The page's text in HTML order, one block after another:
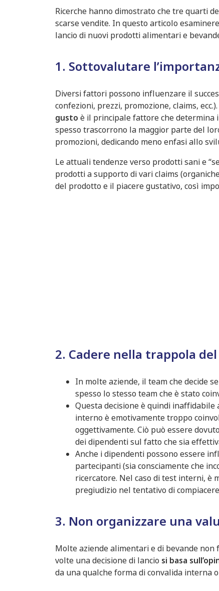
Ricerche hanno dimostrato che tre quarti
scarse vendite. In questo articolo
lancio di nuovi prodotti alimentari e
1. Sottovalutare
Diversi fattori possono influenzare il
confezioni, prezzi, promozione, claims,
gusto è il principale fattore che determina
spesso trascorrono la maggior parte del
promozioni, dedicando meno enfasi allo
Le attuali tendenze verso prodotti sani e
prodotti a supporto di vari claims
del prodotto e il piacere gustativo, così
2. Cadere nella trappola
In molte aziende, il team che decide
spesso lo stesso team che è stato
Questa decisione è quindi inaffidabile
interno è emotivamente troppo
oggettivamente. Ciò può essere
dei dipendenti sul fatto che sia
Anche i dipendenti possono essere
partecipanti (sia consciamente che
ricercatore. Nel caso di test interni, è
pregiudizio nel tentativo di
3. Non organizzare una
Molte aziende alimentari e di bevande
volte una decisione di lancio si basa
da una qualche forma di convalida interna